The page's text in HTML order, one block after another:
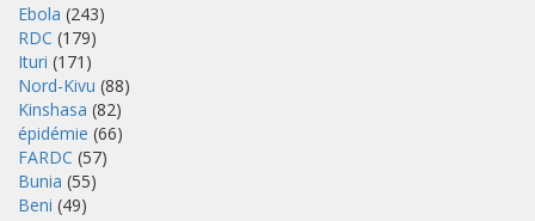
Ebola (243)
RDC (179)
Ituri (171)
Nord-Kivu (88)
Kinshasa (82)
épidémie (66)
FARDC (57)
Bunia (55)
Beni (49)